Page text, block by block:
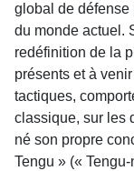
global de défense
du monde actuel.
redéfinition de la
présents et à
tactiques,
classique, sur les
né son propre
Tengu » («